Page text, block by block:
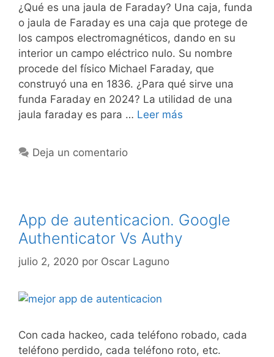
¿Qué es una jaula de Faraday? Una caja, funda
o jaula de Faraday es una caja que protege de
los campos electromagnéticos, dando en su
interior un campo eléctrico nulo. Su nombre
procede del físico Michael Faraday, que
construyó una en 1836. ¿Para qué sirve una
funda Faraday en 2024? La utilidad de una
jaula faraday es para … Leer más
Deja un comentario
App de autenticacion. Google
Authenticator Vs Authy
julio 2, 2020 por Oscar Laguno
Con cada hackeo, cada teléfono robado, cada
teléfono perdido, cada teléfono roto, etc.